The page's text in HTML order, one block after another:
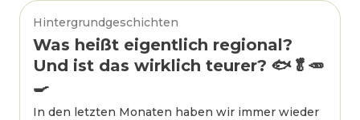
Hintergrundgeschichten
Was heißt eigentlich regional?
Und ist das wirklich teurer? 🐟🥬🥕
🍳
In den letzten Monaten haben wir immer wieder